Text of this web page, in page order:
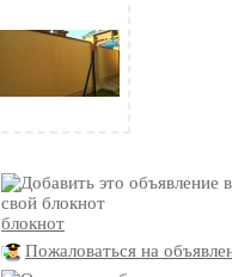
блокнот
Пожаловаться на